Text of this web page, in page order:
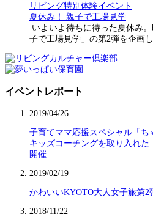
リビング特別体験イベント
夏休み！ 親子で工場見学
いよいよ待ちに待った夏休み
子で工場見学」の第2弾を企画
イベントレポート
2019/04/26
子育てママ応援スペシャル「ち
キッズコーチングを取り入れ
開催
2019/02/19
かわいいKYOTO大人女子旅第2
2018/11/22